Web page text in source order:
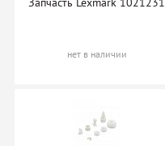
нет в наличии